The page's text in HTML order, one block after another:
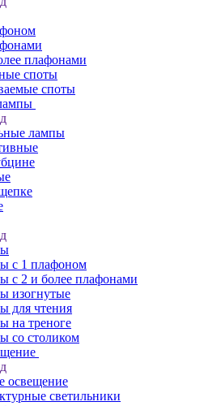
плафонами
споты
споты
лампы
с 1 плафоном
с 2 и более плафонами
изогнутые
для чтения
на треноге
со столиком
освещение
светильники